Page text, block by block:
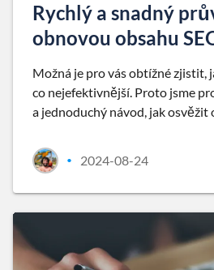
Rychlý a snadný
obnovou obsahu
Možná je pro vás obtížné zjistit,
co nejefektivnější. Proto jsme
a jednoduchý návod, jak osvěžit
• 2024-08-24